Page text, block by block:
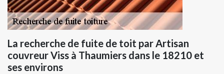
La recherche de fuite de toit par Artisan
couvreur Viss à Thaumiers dans le 18210 et
ses environs